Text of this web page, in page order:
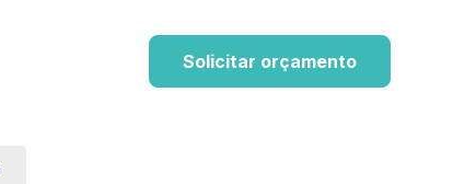
Solicitar orçamento